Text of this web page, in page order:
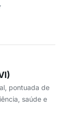
pontuada de
saúde e